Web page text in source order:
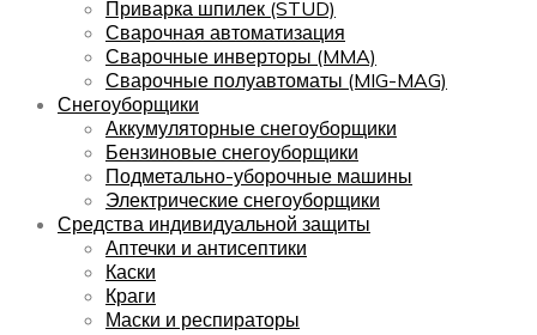
Приварка шпилек (STUD)
Сварочная автоматизация
Сварочные инверторы (MMA)
Сварочные полуавтоматы (MIG-MAG)
Снегоуборщики
Аккумуляторные снегоуборщики
Бензиновые снегоуборщики
Подметально-уборочные машины
Электрические снегоуборщики
Средства индивидуальной защиты
Аптечки и антисептики
Каски
Краги
Маски и респираторы